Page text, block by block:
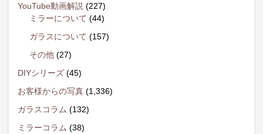
YouTube動画解説 (227)
ミラーについて (44)
ガラスについて (157)
その他 (27)
DIYシリーズ (45)
お客様からの写真 (1,336)
ガラスコラム (132)
ミラーコラム (38)